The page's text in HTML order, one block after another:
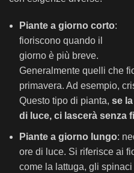
Piante a giorno corto:
fioriscono quando il
giorno è più breve.
Generalmente quelli che
primavera. Ad esempio,
Questo tipo di pianta, se
di luce, ci lascerà senza
Piante a giorno lungo:
ore di luce. Si riferisce ai
come la lattuga, gli spinaci